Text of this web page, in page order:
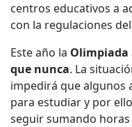
centros educativos a
con la regulaciones
Este año la Olimpiada
que nunca. La
impedirá que algunos
para estudiar y por
seguir sumando